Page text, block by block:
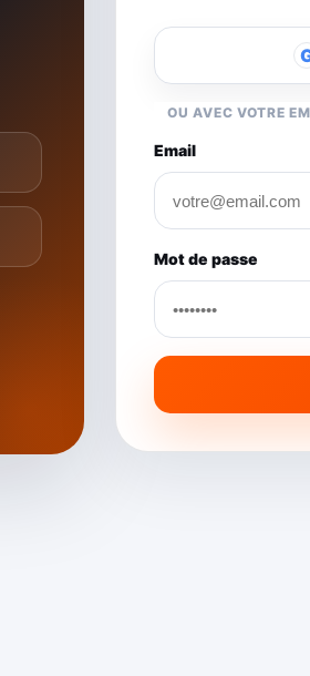
OU AVEC VOTRE
Email
Mot de passe